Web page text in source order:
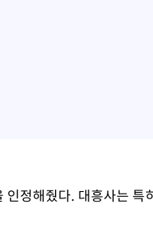
정해줬다. 대흥사는